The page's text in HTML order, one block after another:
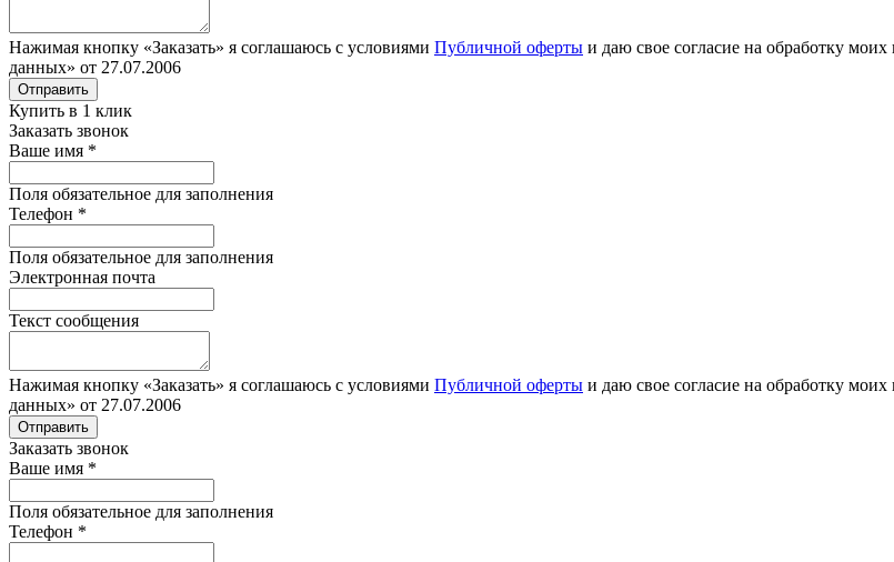
Нажимая кнопку «Заказать» я соглашаюсь с условиями Публичной оферты и даю свое согласие на обработку
данных» от 27.07.2006
Отправить
Купить в 1 клик
Заказать звонок
Ваше имя *
Поля обязательное для заполнения
Телефон *
Поля обязательное для заполнения
Электронная почта
Текст сообщения
Нажимая кнопку «Заказать» я соглашаюсь с условиями Публичной оферты и даю свое согласие на обработку
данных» от 27.07.2006
Отправить
Заказать звонок
Ваше имя *
Поля обязательное для заполнения
Телефон *